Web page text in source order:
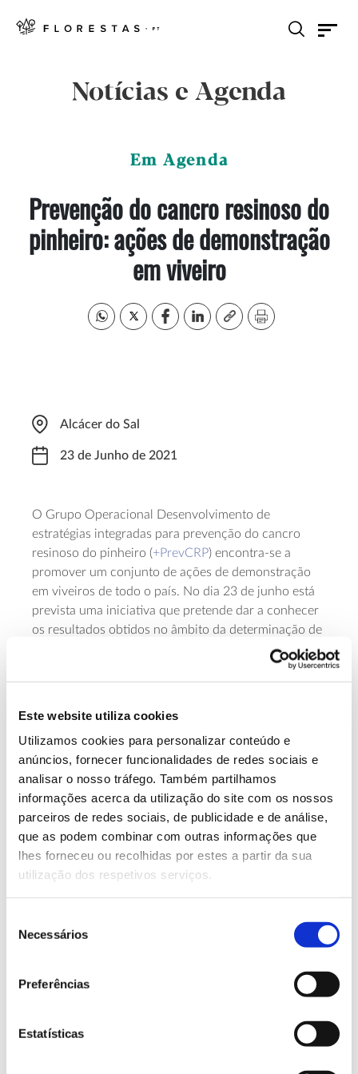
Este website utiliza cookies
Utilizamos cookies para personalizar conteúdo e
anúncios, fornecer funcionalidades de redes sociais e
analisar o nosso tráfego. Também partilhamos
informações acerca da utilização do site com os nossos
parceiros de redes sociais, de publicidade e de análise,
que as podem combinar com outras informações que
lhes forneceu ou recolhidas por estes a partir da sua
utilização dos respetivos serviços.
Necessários
Preferências
Estatísticas
Notícias e Agenda
Em Agenda
Prevenção do cancro resinoso do
pinheiro: ações de demonstração
em viveiro
Alcácer do Sal
23 de Junho de 2021
O Grupo Operacional Desenvolvimento de
estratégias integradas para prevenção do cancro
resinoso do pinheiro (+PrevCRP) encontra-se a
promover um conjunto de ações de demonstração
em viveiros de todo o país. No dia 23 de junho está
prevista uma iniciativa que pretende dar a conhecer
os resultados obtidos no âmbito da determinação de
Fusarium circinatum:
desinfeção de sementes, contentores e água de rega;
aberta a outros interessados. A participação é
gratuita, mas, devido à pandemia, a confirmação da
inscrição, dos locais de encontro e outros detalhes
serão fornecidos após inscrição obrigatória neste
link.
Saiba mais sobre esta demonstração
Genoma do priolo e de outras espécies em risco:
conhecer para conservar